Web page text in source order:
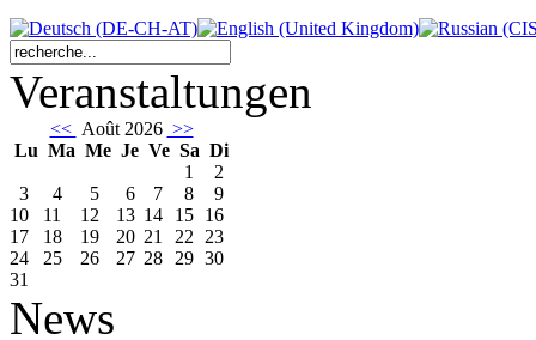
Veranstaltungen
<< Août 2026 >>
Lu Ma Me Je Ve Sa Di
1
2
3
4 5 6 7 8
9
10
11 12 13 14 15 16
17
18 19 20 21 22 23
24
25 26 27 28 29 30
31
News